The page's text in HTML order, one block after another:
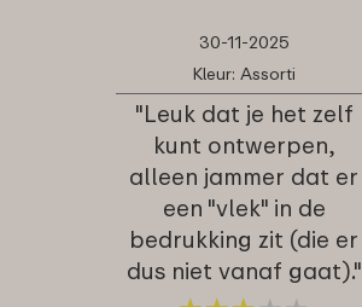
30-11-2025
Kleur: Assorti
"Leuk dat je het zelf
kunt ontwerpen,
alleen jammer dat er
een "vlek" in de
bedrukking zit (die er
dus niet vanaf gaat)."